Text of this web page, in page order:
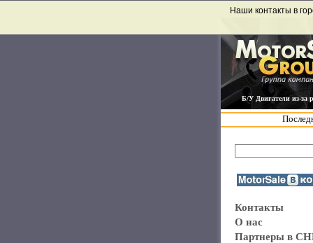
Б/У Двигатели из-за
Наши контакты в
Контакты
О нас
Партнеры в